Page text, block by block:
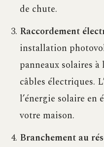
de chute.
Raccordement
installation
panneaux solaires à
câbles électriques.
l’énergie solaire
votre maison.
Branchement au